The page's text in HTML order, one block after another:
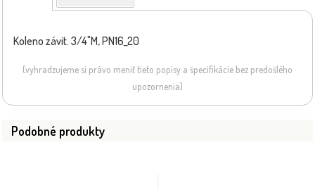
Koleno závit. 3/4"M, PN16_20
(vyhradzujeme si právo meniť tieto popisy a špecifikácie bez predošlého
upozornenia)
Podobné produkty